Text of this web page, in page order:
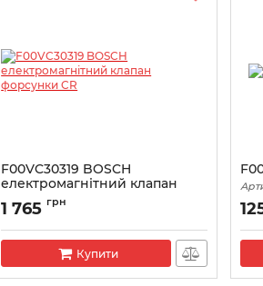
F00VC30319 BOSCH
електромагнітний клапан
форсунки CR
Артикул:
1 765 грн
Купити